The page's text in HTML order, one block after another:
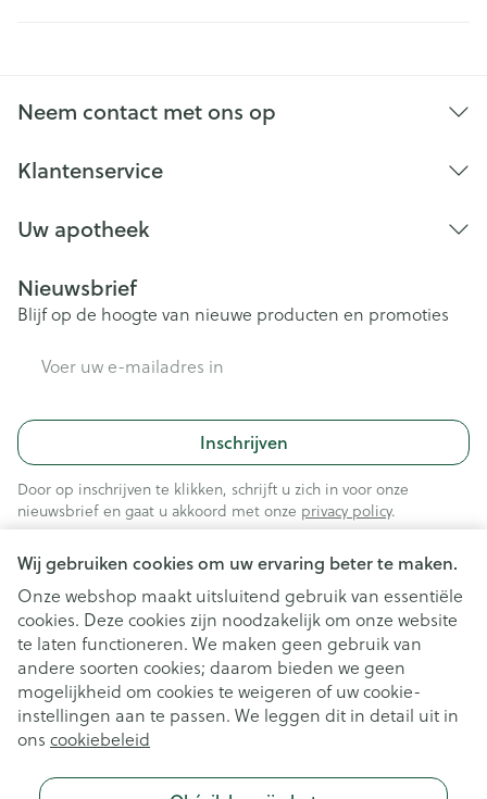
Wij gebruiken cookies om uw ervaring beter te maken.
Onze webshop maakt uitsluitend gebruik van essentiële
cookies. Deze cookies zijn noodzakelijk om onze website
te laten functioneren. We maken geen gebruik van
andere soorten cookies; daarom bieden we geen
mogelijkheid om cookies te weigeren of uw cookie-
instellingen aan te passen. We leggen dit in detail uit in
ons cookiebeleid
Neem contact met ons op
Klantenservice
Uw apotheek
Nieuwsbrief
Blijf op de hoogte van nieuwe producten en promoties
Inschrijven
Door op inschrijven te klikken, schrijft u zich in voor onze
nieuwsbrief en gaat u akkoord met onze privacy policy.
Juridische links